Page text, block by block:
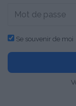
Se souvenir de moi